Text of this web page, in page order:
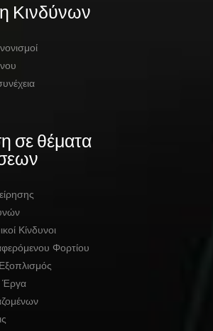
Κινδύνων
σε θέματα
Κίνδυνοι
Φορτίου
Έργα